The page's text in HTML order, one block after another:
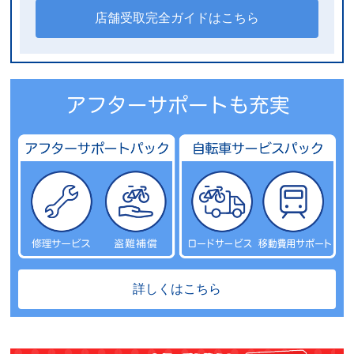
店舗受取完全ガイドはこちら
詳しくはこちら